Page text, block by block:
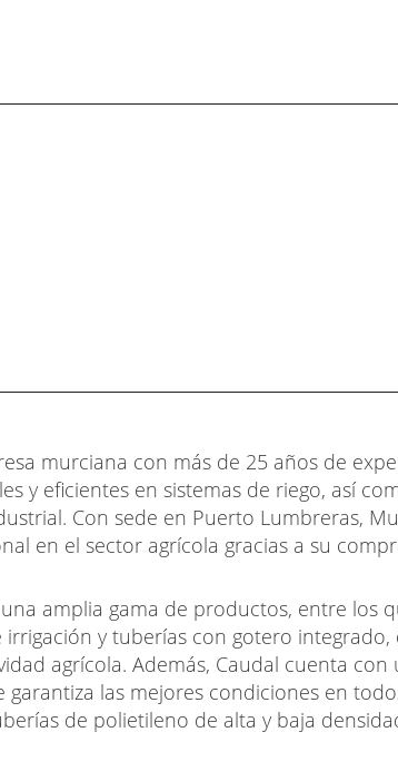
murciana con más de 25 años de
y eficientes en sistemas de riego, así
Con sede en Puerto Lumbreras,
en el sector agrícola gracias a su
amplia gama de productos, entre los
y tuberías con gotero
agrícola. Además, Caudal cuenta
garantiza las mejores condiciones en
de polietileno de alta y baja